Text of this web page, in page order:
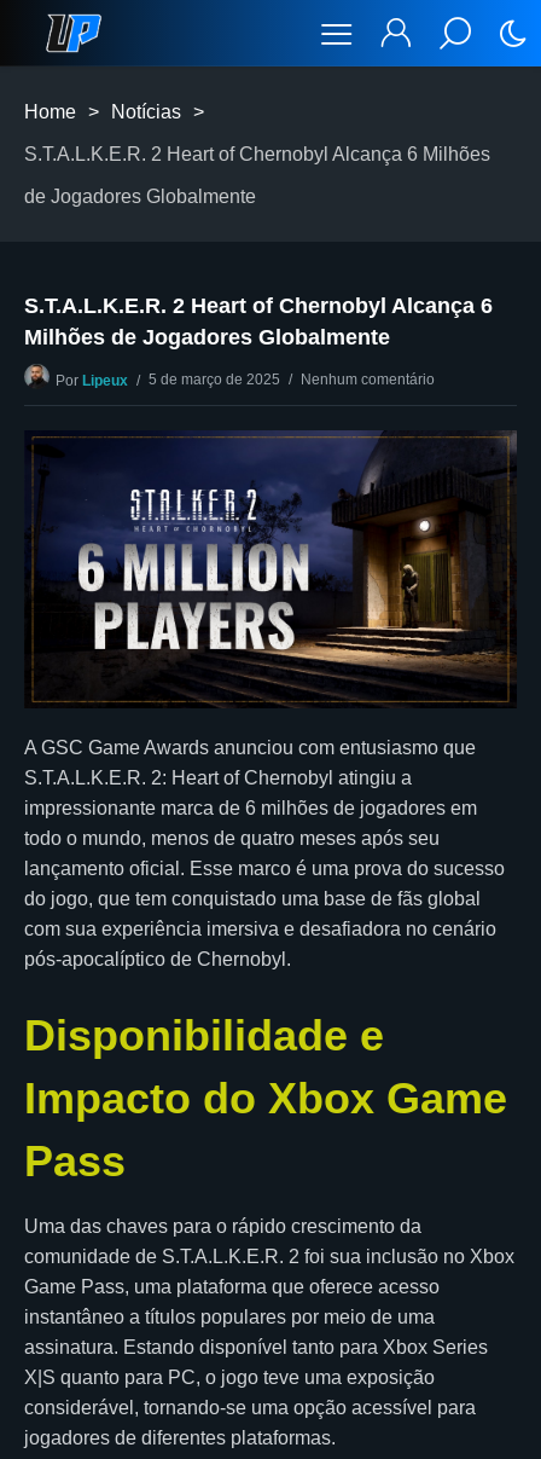
Home > Notícias >
S.T.A.L.K.E.R. 2 Heart of Chernobyl Alcança 6 Milhões
de Jogadores Globalmente
S.T.A.L.K.E.R. 2 Heart of Chernobyl Alcança 6
Milhões de Jogadores Globalmente
Por Lipeux 5 de março de 2025 Nenhum comentário
A GSC Game Awards anunciou com entusiasmo que
S.T.A.L.K.E.R. 2: Heart of Chernobyl atingiu a
impressionante marca de 6 milhões de jogadores em
todo o mundo, menos de quatro meses após seu
lançamento oficial. Esse marco é uma prova do sucesso
do jogo, que tem conquistado uma base de fãs global
com sua experiência imersiva e desafiadora no cenário
pós-apocalíptico de Chernobyl.
Disponibilidade e
Impacto do Xbox Game
Pass
Uma das chaves para o rápido crescimento da
comunidade de S.T.A.L.K.E.R. 2 foi sua inclusão no Xbox
Game Pass, uma plataforma que oferece acesso
instantâneo a títulos populares por meio de uma
assinatura. Estando disponível tanto para Xbox Series
X|S quanto para PC, o jogo teve uma exposição
considerável, tornando-se uma opção acessível para
jogadores de diferentes plataformas.